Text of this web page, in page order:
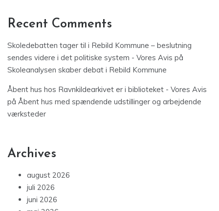
Recent Comments
Skoledebatten tager til i Rebild Kommune – beslutning
sendes videre i det politiske system - Vores Avis på
Skoleanalysen skaber debat i Rebild Kommune
Åbent hus hos Ravnkildearkivet er i biblioteket - Vores Avis
på Åbent hus med spændende udstillinger og arbejdende
værksteder
Archives
august 2026
juli 2026
juni 2026